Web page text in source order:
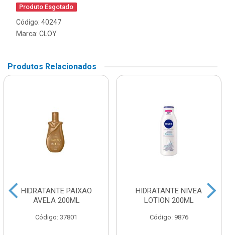
Produto Esgotado
Código: 40247
Marca: CLOY
Produtos Relacionados
HIDRATANTE PAIXAO
AVELA 200ML
Código: 37801
HIDRATANTE NIVEA
LOTION 200ML
Código: 9876